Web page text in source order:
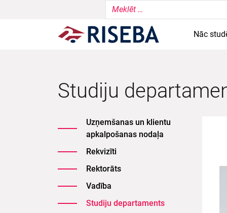
Nāc
Studiju
Uzņemšanas un klientu
apkalpošanas nodaļa
Rekvizīti
Rektorāts
Vadība
Studiju departaments